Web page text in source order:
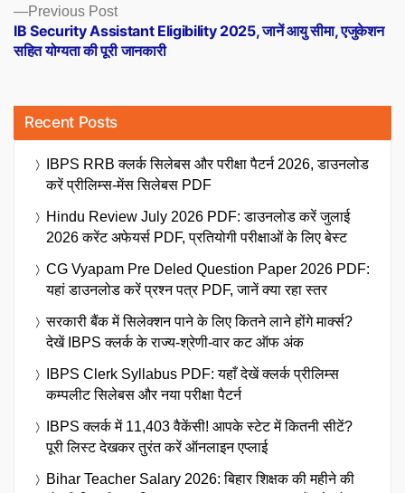
Previous PostPrevious
post:
IB Security Assistant Eligibility 2025, जानें आयु सीमा, एजुकेशन
सहित योग्यता की पूरी जानकारी
Recent Posts
IBPS RRB क्लर्क सिलेबस और परीक्षा पैटर्न 2026, डाउनलोड
करें प्रीलिम्स-मेंस सिलेबस PDF
Hindu Review July 2026 PDF: डाउनलोड करें जुलाई
2026 करेंट अफेयर्स PDF, प्रतियोगी परीक्षाओं के लिए बेस्ट
CG Vyapam Pre Deled Question Paper 2026 PDF:
यहां डाउनलोड करें प्रश्न पत्र PDF, जानें क्या रहा स्तर
सरकारी बैंक में सिलेक्शन पाने के लिए कितने लाने होंगे मार्क्स?
देखें IBPS क्लर्क के राज्य-श्रेणी-वार कट ऑफ अंक
IBPS Clerk Syllabus PDF: यहाँ देखें क्लर्क प्रीलिम्स
कम्पलीट सिलेबस और नया परीक्षा पैटर्न
IBPS क्लर्क में 11,403 वैकेंसी! आपके स्टेट में कितनी सीटें?
पूरी लिस्ट देखकर तुरंत करें ऑनलाइन एप्लाई
Bihar Teacher Salary 2026: बिहार शिक्षक की महीने की